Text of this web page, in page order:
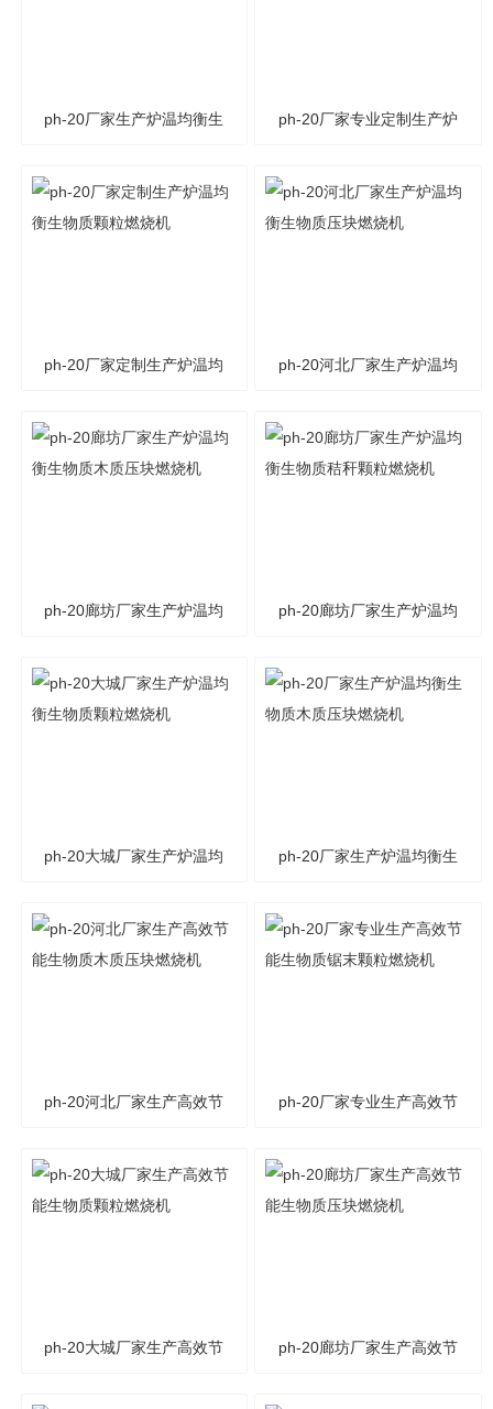
ph-20厂家生产炉温均衡生 ph-20厂家专业定制生产炉
ph-20厂家定制生产炉温均 ph-20河北厂家生产炉温均
ph-20廊坊厂家生产炉温均 ph-20廊坊厂家生产炉温均
ph-20大城厂家生产炉温均 ph-20厂家生产炉温均衡生
ph-20河北厂家生产高效节 ph-20厂家专业生产高效节
ph-20大城厂家生产高效节 ph-20廊坊厂家生产高效节